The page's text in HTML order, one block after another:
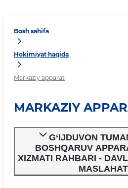
Bosh sahifa
Hokimiyat haqida
Markaziy apparat
MARKAZIY
G‘IJDUVON
BOSHQARUV
XIZMATI RAHBARI -